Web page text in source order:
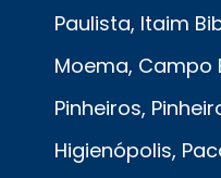
Paulista, Itaim
Moema, Campo
Pinheiros,
Higienópolis,